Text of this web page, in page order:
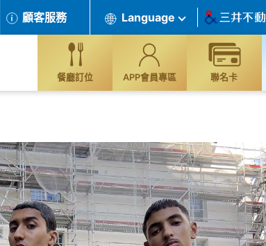
顧客服務 Language
餐廳訂位 APP會員專區 聯名卡